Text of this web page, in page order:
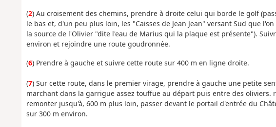
(2) Au croisement des chemins, prendre à droite celui qui borde le golf
le bas et, d'un peu plus loin, les "Caisses de Jean Jean" versant Sud que
la source de l'Olivier "dite l'eau de Marius qui la plaque est présente").
environ et rejoindre une route goudronnée.
(6) Prendre à gauche et suivre cette route sur 400 m en ligne droite.
(7) Sur cette route, dans le premier virage, prendre à gauche une petite
marchant dans la garrigue assez touffue au départ puis entre des oliviers.
remonter jusqu'à, 600 m plus loin, passer devant le portail d'entrée du
sur 300 m environ.